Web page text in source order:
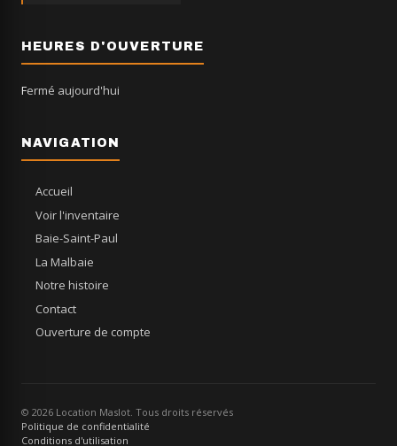
HEURES D'OUVERTURE
Fermé aujourd'hui
NAVIGATION
Accueil
Voir l'inventaire
Baie-Saint-Paul
La Malbaie
Notre histoire
Contact
Ouverture de compte
© 2026 Location Maslot. Tous droits réservés
Politique de confidentialité
Conditions d'utilisation